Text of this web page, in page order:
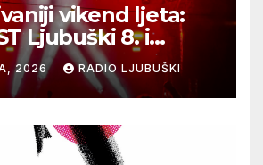
vikend ljeta:
Ljubuški 8. i
2026 RADIO LJUBUŠKI